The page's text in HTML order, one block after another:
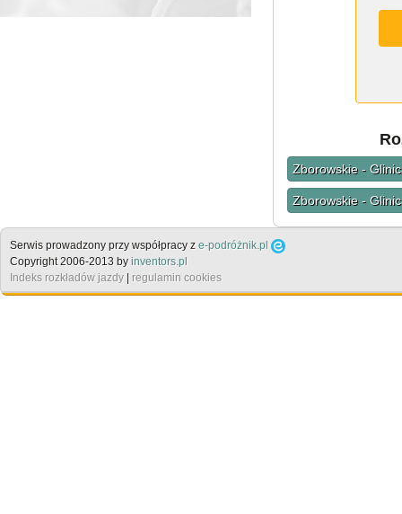
Zborowskie -
Zborowskie -
Serwis prowadzony przy współpracy z e-podróżnik.pl
Copyright 2006-2013 by inventors.pl
Indeks rozkładów jazdy
regulamin cookies